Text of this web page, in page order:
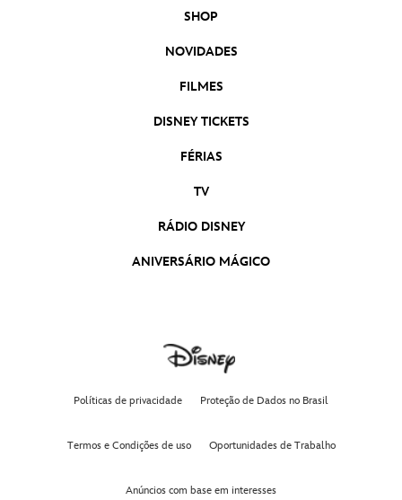
Divertida-Mente 2
As Marvels
Wish: O Poder dos Desejos | Trailer Oficial
Wish: O Poder dos Desejos
SHOP
NOVIDADES
FILMES
DISNEY TICKETS
FÉRIAS
TV
RÁDIO DISNEY
ANIVERSÁRIO MÁGICO
Políticas de privacidade Proteção de Dados no Brasil
Termos e Condições de uso Oportunidades de Trabalho
Anúncios com base em interesses